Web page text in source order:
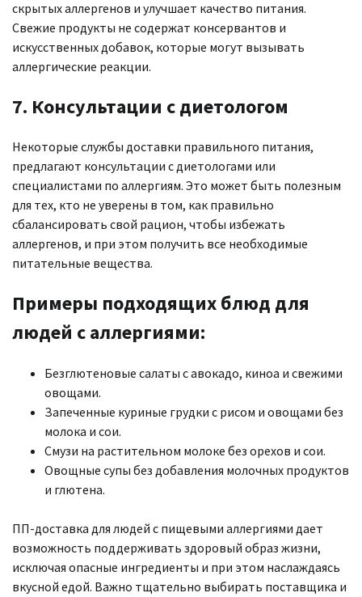
скрытых аллергенов и улучшает качество питания.
Свежие продукты не содержат консервантов и
искусственных добавок, которые могут вызывать
аллергические реакции.
7. Консультации с диетологом
Некоторые службы доставки правильного питания,
предлагают консультации с диетологами или
специалистами по аллергиям. Это может быть полезным
для тех, кто не уверены в том, как правильно
сбалансировать свой рацион, чтобы избежать
аллергенов, и при этом получить все необходимые
питательные вещества.
Примеры подходящих блюд для
людей с аллергиями:
Безглютеновые салаты с авокадо, киноа и свежими
овощами.
Запеченные куриные грудки с рисом и овощами без
молока и сои.
Смузи на растительном молоке без орехов и сои.
Овощные супы без добавления молочных продуктов
и глютена.
ПП-доставка для людей с пищевыми аллергиями дает
возможность поддерживать здоровый образ жизни,
исключая опасные ингредиенты и при этом наслаждаясь
вкусной едой. Важно тщательно выбирать поставщика и